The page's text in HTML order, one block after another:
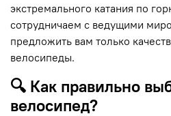
экстремального катания по
сотрудничаем с ведущими
предложить вам только
велосипеды.
🔍 Как правильно
велосипед?